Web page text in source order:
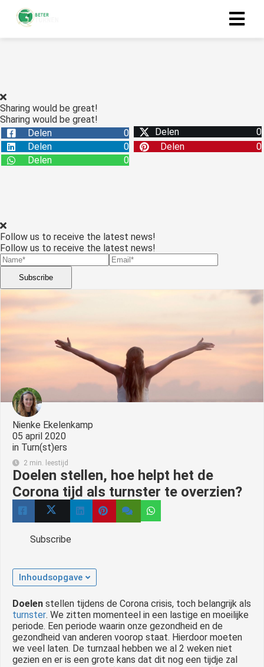
Sharing would be great!
Sharing would be great!
Delen
0 Delen
0
Delen
0 Delen
0
Delen
0
Follow us to receive the latest news!
Follow us to receive the latest news!
Subscribe
Nienke Ekelenkamp
05 april 2020
in Turn(st)ers
2 min. leestijd
Doelen stellen, hoe helpt het de
Corona tijd als turnster te overzien?
Subscribe
Inhoudsopgave
Doelen stellen tijdens de Corona crisis, toch belangrijk als
turnster. We zitten momenteel in een lastige en moeilijke
periode. Een periode waarin onze gezondheid en de
gezondheid van anderen voorop staat. Hierdoor moeten
we veel laten. De turnzaal hebben we al 2 weken niet
gezien en er is een grote kans dat dit nog een tijdje zal